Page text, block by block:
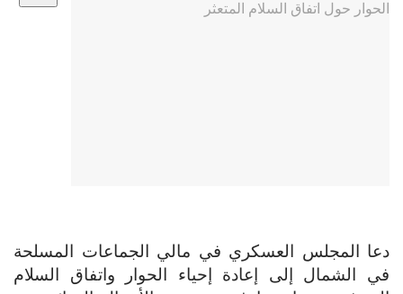
دعا المجلس العسكري في مالي الجماعات المسلحة
في الشمال إلى إعادة إحياء الحوار واتفاق السلام